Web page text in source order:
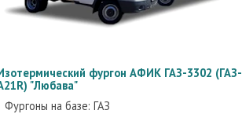
фургон АФИК ГАЗ-3302 (ГАЗ-
"Любава"
Фургоны на базе: ГАЗ